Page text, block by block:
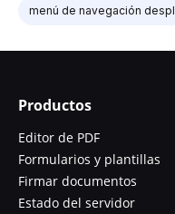
menú de navegación
Productos
Editor de PDF
Formularios y plantillas
Firmar documentos
Estado del servidor